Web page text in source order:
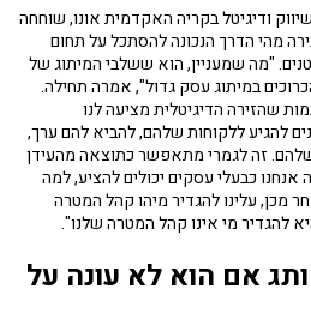
ודיגיטל בקריה האקדמית אונו, שוחחה
מהי הדרך הנכונה להסתכל על תחום
"מה שמעניין, הוא ששלבי המיתוג של
במיתוג עסק גדול", אמרה תחילה.
שהזירה הדיגיטלית מציעה לנו
להגיע ללקוחות שלהם, להביא להם ערך,
זה לגמרי מתאפשר כתוצאה מהעידן
אנחנו כבעלי עסקים יכולים להציע, למה
מכן, עלינו להגדיר מיהו קהל המטרה
להגדיר מי אינו קהל המטרה שלנו".
אם הוא לא עונה על